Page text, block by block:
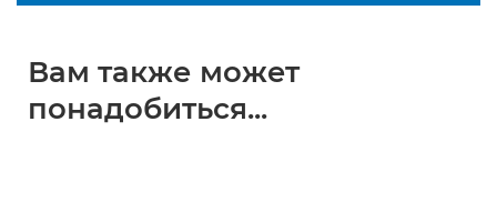
Вам также может
понадобиться...